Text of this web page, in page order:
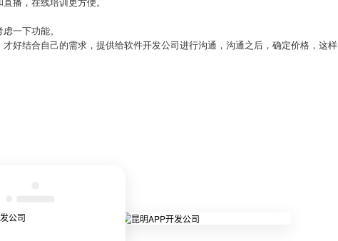
播，在线培训更方便。
一下功能。
好结合自己的需求，提供给软件开发公司进行沟通，沟通之后，确定价格，这样